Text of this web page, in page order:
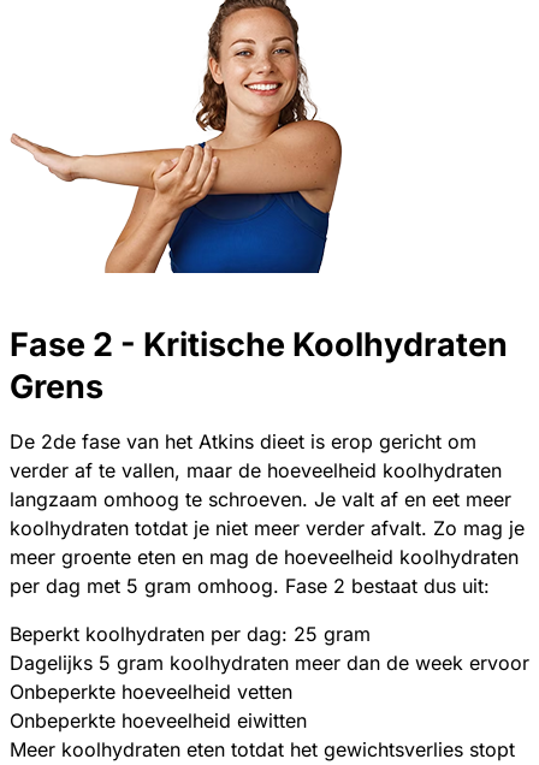
Fase 2 - Kritische Koolhydraten
Grens
De 2de fase van het Atkins dieet is erop gericht om
verder af te vallen, maar de hoeveelheid koolhydraten
langzaam omhoog te schroeven. Je valt af en eet meer
koolhydraten totdat je niet meer verder afvalt. Zo mag je
meer groente eten en mag de hoeveelheid koolhydraten
per dag met 5 gram omhoog. Fase 2 bestaat dus uit:
Beperkt koolhydraten per dag: 25 gram
Dagelijks 5 gram koolhydraten meer dan de week ervoor
Onbeperkte hoeveelheid vetten
Onbeperkte hoeveelheid eiwitten
Meer koolhydraten eten totdat het gewichtsverlies stopt